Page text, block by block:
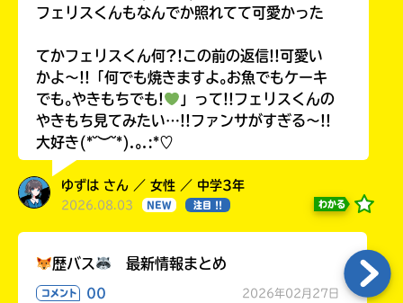
フェリスくんもなんでか照れてて可愛かった
てかフェリスくん何?!この前の返信!!可愛い
かよ〜!!「何でも焼きますよ｡お魚でもケーキ
でも｡やきもちでも!
」って!!フェリスくんの
やきもち見てみたい…!!ファンサがすぎる〜!!
大好き(*˘︶˘*).｡.:*♡
ゆずは さん ／ 女性 ／ 中学3年
2026.08.03 NEW 注目 !! わかる
歴バス 最新情報まとめ
コメント 00 2026年02月27日